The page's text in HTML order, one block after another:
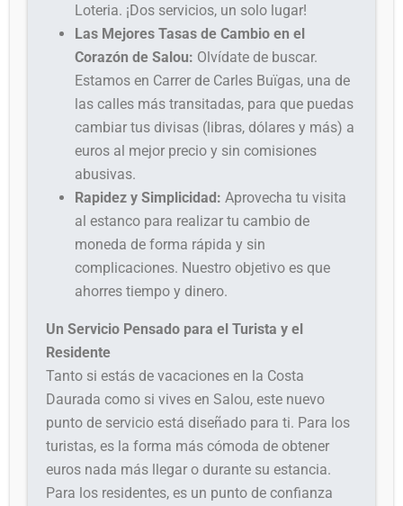
Loteria. ¡Dos servicios, un solo lugar!
Las Mejores Tasas de Cambio en el
Corazón de Salou: Olvídate de buscar.
Estamos en Carrer de Carles Buïgas, una de
las calles más transitadas, para que puedas
cambiar tus divisas (libras, dólares y más) a
euros al mejor precio y sin comisiones
abusivas.
Rapidez y Simplicidad: Aprovecha tu visita
al estanco para realizar tu cambio de
moneda de forma rápida y sin
complicaciones. Nuestro objetivo es que
ahorres tiempo y dinero.
Un Servicio Pensado para el Turista y el
Residente
Tanto si estás de vacaciones en la Costa
Daurada como si vives en Salou, este nuevo
punto de servicio está diseñado para ti. Para los
turistas, es la forma más cómoda de obtener
euros nada más llegar o durante su estancia.
Para los residentes, es un punto de confianza